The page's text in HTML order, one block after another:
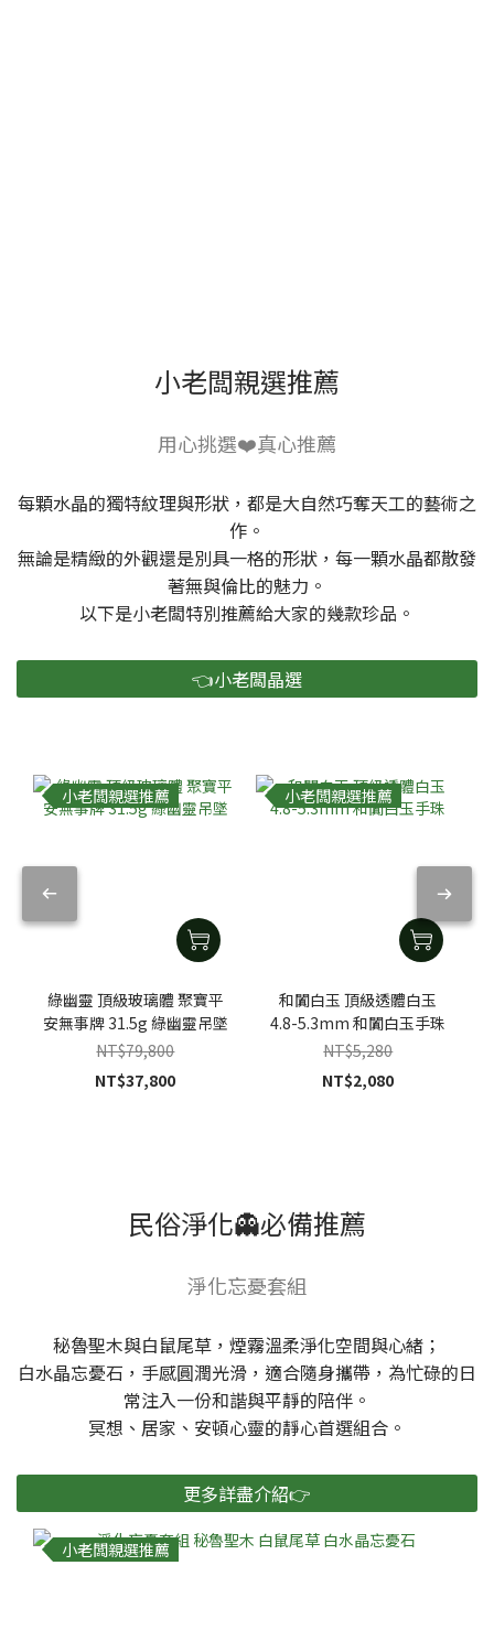
小老闆親選推薦
用心挑選❤️真心推薦
每顆水晶的獨特紋理與形狀，都是大自然巧奪天工的藝術之
作。
無論是精緻的外觀還是別具一格的形狀，每一顆水晶都散發
著無與倫比的魅力。
以下是小老闆特別推薦給大家的幾款珍品。
👈小老闆晶選
小老闆親選推薦
綠幽靈 頂級玻璃體 聚寶平
安無事牌 31.5g 綠幽靈吊墜
NT$79,800
NT$37,800
小老闆親選推薦
和闐白玉 頂級透體白玉
4.8-5.3mm 和闐白玉手珠
NT$5,280
NT$2,080
民俗淨化👻必備推薦
淨化忘憂套組
秘魯聖木與白鼠尾草，煙霧溫柔淨化空間與心緒；
白水晶忘憂石，手感圓潤光滑，適合隨身攜帶，為忙碌的日
常注入一份和諧與平靜的陪伴。
冥想、居家、安頓心靈的靜心首選組合。
更多詳盡介紹👉
小老闆親選推薦